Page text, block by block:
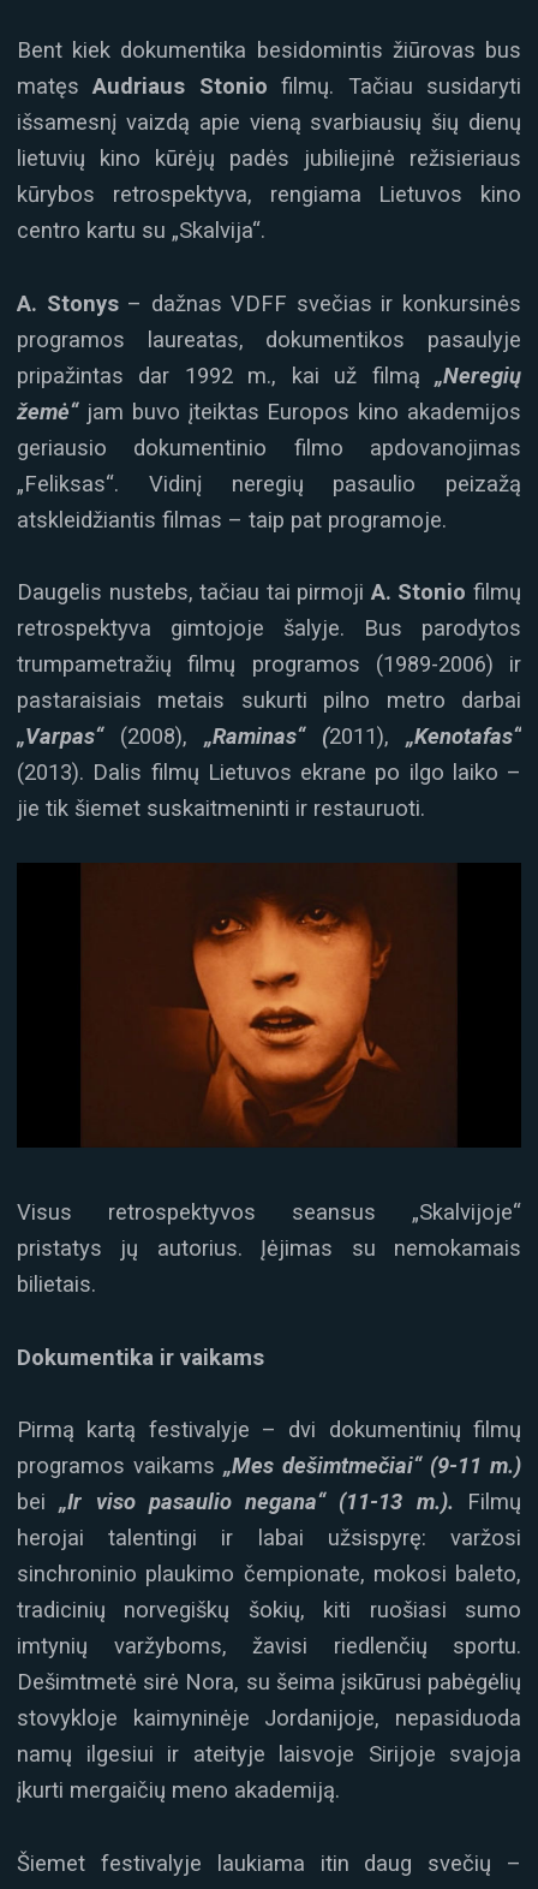
Bent kiek dokumentika besidomintis žiūrovas bus
matęsAudriaus Stonio filmų. Tačiau susidaryti
išsamesnį vaizdą apie vieną svarbiausių šių dienų
lietuvių kino kūrėjų padės jubiliejinė režisieriaus
kūrybos retrospektyva, rengiama Lietuvos kino
centro kartu su „Skalvija“.
A. Stonys– dažnas VDFF svečias ir konkursinės
programos laureatas, dokumentikos pasaulyje
pripažintas dar 1992 m., kai už filmą „Neregių
žemė“jam buvo įteiktas Europos kino akademijos
geriausio dokumentinio filmo apdovanojimas
„Feliksas“. Vidinį neregių pasaulio peizažą
atskleidžiantis filmas – taip pat programoje.
Daugelis nustebs, tačiau tai pirmoji A. Stonio filmų
retrospektyva gimtojoje šalyje. Bus parodytos
trumpametražių filmų programos (1989-2006) ir
pastaraisiais metais sukurti pilno metro darbai
„Varpas“(2008), „Raminas“ (2011), „Kenotafas“
(2013). Dalis filmų Lietuvos ekrane po ilgo laiko –
jie tik šiemet suskaitmeninti ir restauruoti.
Visus retrospektyvos seansus „Skalvijoje“
pristatys jų autorius. Įėjimas su nemokamais
bilietais.
Dokumentika ir vaikams
Pirmą kartą festivalyje – dvi dokumentinių filmų
programos vaikams „Mes dešimtmečiai“ (9-11 m.)
bei„Ir viso pasaulio negana“ (11-13 m.). Filmų
herojai talentingi ir labai užsispyrę: varžosi
sinchroninio plaukimo čempionate, mokosi baleto,
tradicinių norvegiškų šokių, kiti ruošiasi sumo
imtynių varžyboms, žavisi riedlenčių sportu.
Dešimtmetė sirė Nora, su šeima įsikūrusi pabėgėlių
stovykloje kaimyninėje Jordanijoje, nepasiduoda
namų ilgesiui ir ateityje laisvoje Sirijoje svajoja
įkurti mergaičių meno akademiją.
Šiemet festivalyje laukiama itin daug svečių –